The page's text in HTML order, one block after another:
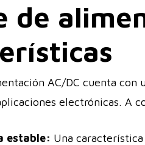
de
AC/DC cuenta con
electrónicas. A
estable: Una